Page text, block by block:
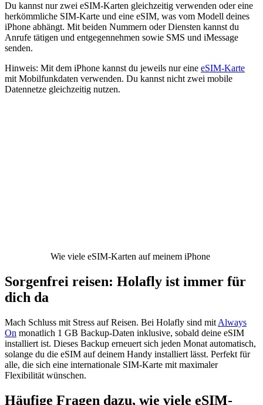
Du kannst nur zwei eSIM-Karten gleichzeitig verwenden oder eine
herkömmliche SIM-Karte und eine eSIM, was vom Modell deines
iPhone abhängt. Mit beiden Nummern oder Diensten kannst du
Anrufe tätigen und entgegennehmen sowie SMS und iMessage
senden.
Hinweis: Mit dem iPhone kannst du jeweils nur eine eSIM-Karte
mit Mobilfunkdaten verwenden. Du kannst nicht zwei mobile
Datennetze gleichzeitig nutzen.
Wie viele eSIM-Karten auf meinem iPhone
Sorgenfrei reisen: Holafly ist immer für
dich da
Mach Schluss mit Stress auf Reisen. Bei Holafly sind mit Always
On monatlich 1 GB Backup-Daten inklusive, sobald deine eSIM
installiert ist. Dieses Backup erneuert sich jeden Monat automatisch,
solange du die eSIM auf deinem Handy installiert lässt. Perfekt für
alle, die sich eine internationale SIM-Karte mit maximaler
Flexibilität wünschen.
Häufige Fragen dazu, wie viele eSIM-